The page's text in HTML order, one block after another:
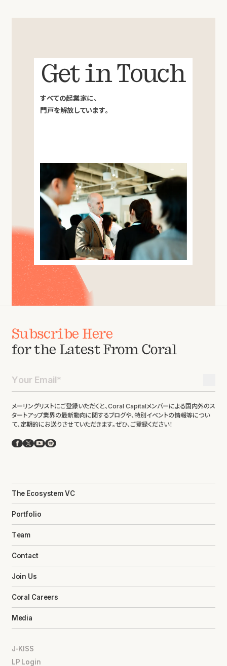
Get in Touch
すべての起業家に、
門戸を解放しています。
Subscribe Here
for the Latest From Coral
メーリングリストにご登録いただくと、Coral Capitalメンバーによる国内外のス
タートアップ業界の最新動向に関するブログや、特別イベントの情報等につい
て、定期的にお送りさせていただきます。ぜひ、ご登録ください！
Facebook
X YouTube
Spotify
The Ecosystem VC
Portfolio
Team
Contact
Join Us
Coral Careers
Media
J-KISS
LP Login